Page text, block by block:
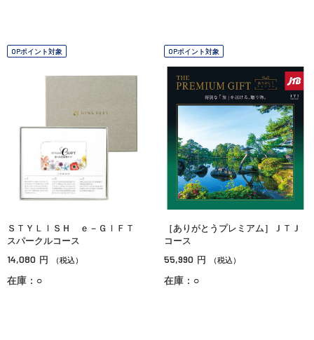
OPポイント対象
ＳＴＹＬＩＳＨ ｅ－ＧＩＦＴ
スパークルコース
14,080 円 （税込）
在庫：○
OPポイント対象
［ありがとうプレミアム］ＪＴＪ
コース
55,990 円 （税込）
在庫：○